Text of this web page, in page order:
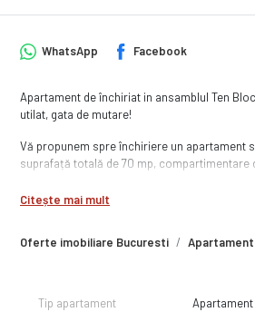
Oferte imobiliare Bucuresti
WhatsApp Facebook
Apartament de închiriat in ansamblul Ten
utilat, gata de mutare!
Vă propunem spre închiriere un apartament
suprafață totală de 70 mp, compartimentare
Situat la etajul 4 din 10, imobilul beneficiază
încât vă puteți muta imediat, fără investiții
după-amiezii.
Citește mai mult
Tip apartament Apartament